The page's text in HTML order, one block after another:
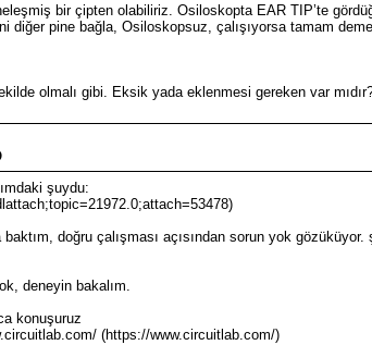
bir çipten olabiliriz. Osiloskopta EAR TIP’te
diğer pine bağla, Osiloskopsuz, çalışıyorsa tamam
olmalı gibi. Eksik yada eklenmesi gereken var mıdır?
şuydu:
doğru çalışması açısından sorun yok
deneyin bakalım.
konuşuruz
(https://www.circuitlab.com/)